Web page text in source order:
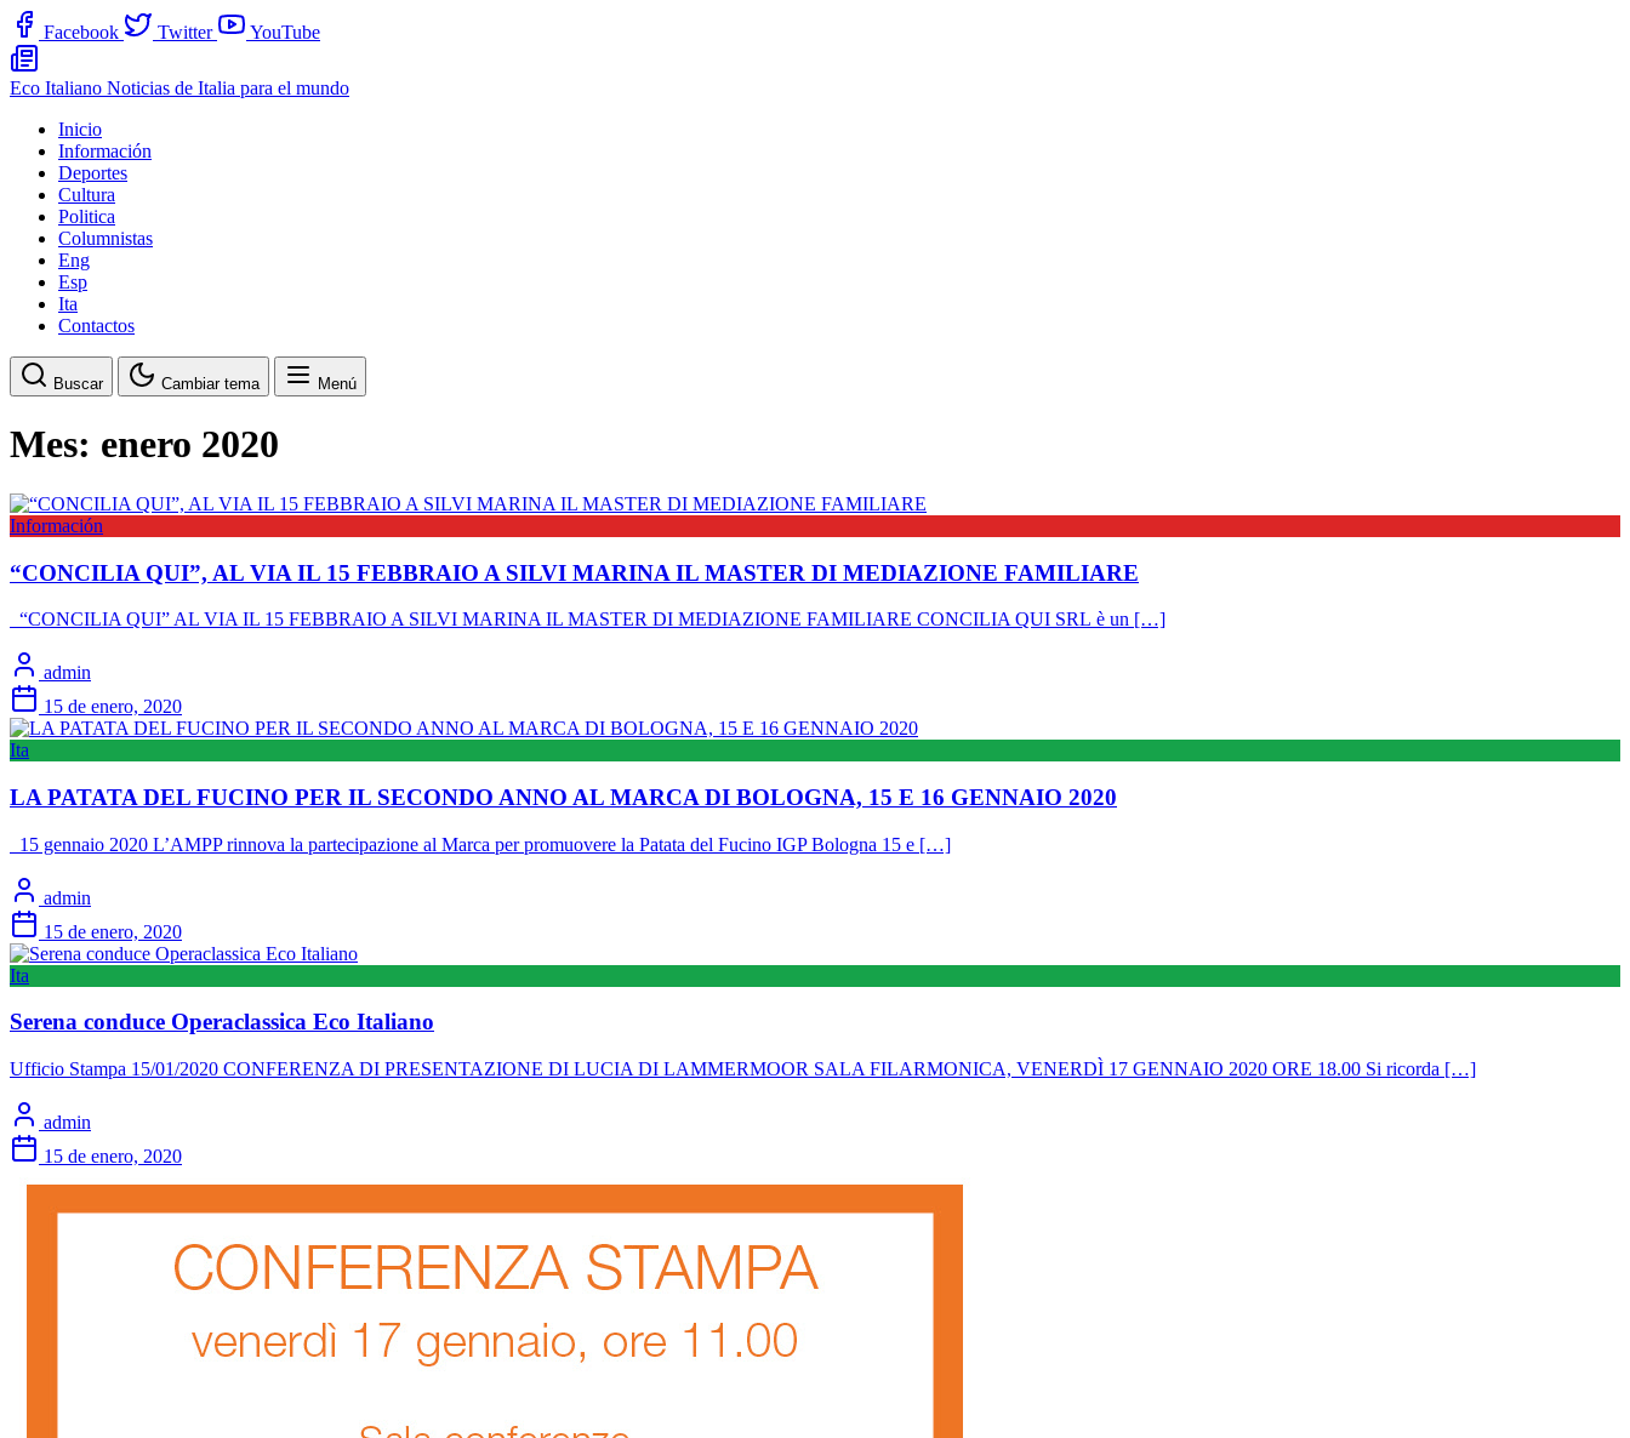
Facebook Twitter YouTube
Eco Italiano Noticias de Italia para el mundo
Inicio
Información
Deportes
Cultura
Politica
Columnistas
Eng
Esp
Ita
Contactos
Buscar Cambiar tema Menú
Mes: enero 2020
Información
“CONCILIA QUI”, AL VIA IL 15 FEBBRAIO A SILVI MARINA IL MASTER DI MEDIAZIONE FAMILIARE
“CONCILIA QUI” AL VIA IL 15 FEBBRAIO A SILVI MARINA IL MASTER DI MEDIAZIONE FAMILIARE CONCILIA QUI SRL è un […]
admin
15 de enero, 2020
Ita
LA PATATA DEL FUCINO PER IL SECONDO ANNO AL MARCA DI BOLOGNA, 15 E 16 GENNAIO 2020
15 gennaio 2020 L’AMPP rinnova la partecipazione al Marca per promuovere la Patata del Fucino IGP Bologna 15 e […]
admin
15 de enero, 2020
Ita
Serena conduce Operaclassica Eco Italiano
Ufficio Stampa 15/01/2020 CONFERENZA DI PRESENTAZIONE DI LUCIA DI LAMMERMOOR SALA FILARMONICA, VENERDÌ 17 GENNAIO 2020 ORE 18.00 Si ricorda […]
admin
15 de enero, 2020